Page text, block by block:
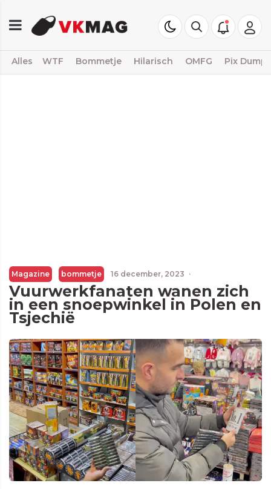
Alles WTF Bommetje Hilarisch OMFG Pix Dump
Magazine bommetje 16 december, 2023 ·
Vuurwerkfanaten wanen zich
in een snoepwinkel in Polen en
Tsjechië